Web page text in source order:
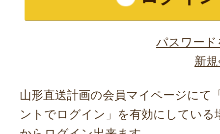
パスワー
新
山形直送計画の会員マイページにて
ントでログイン」を有効にしている